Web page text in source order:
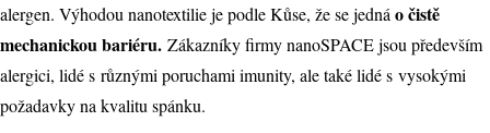
alergen. Výhodou nanotextilie je podle Kůse, že se jedná o čistě
mechanickou bariéru. Zákazníky firmy nanoSPACE jsou především
alergici, lidé s různými poruchami imunity, ale také lidé s vysokými
požadavky na kvalitu spánku.